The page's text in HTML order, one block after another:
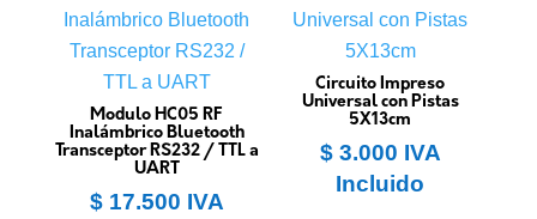
Modulo HC05 RF
Inalámbrico Bluetooth
Transceptor RS232 / TTL a
UART
$17.500 IVA
Circuito Impreso
Universal con Pistas
5X13cm
$3.000 IVA
Incluido